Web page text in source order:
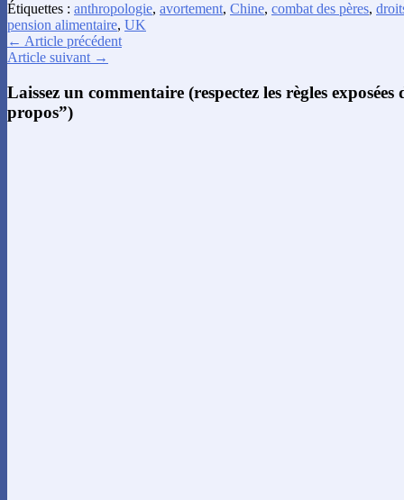
Étiquettes : anthropologie, avortement, Chine, combat des pères,
pension alimentaire, UK
← Article précédent
Article suivant →
Laissez un commentaire (respectez les règles
propos”)